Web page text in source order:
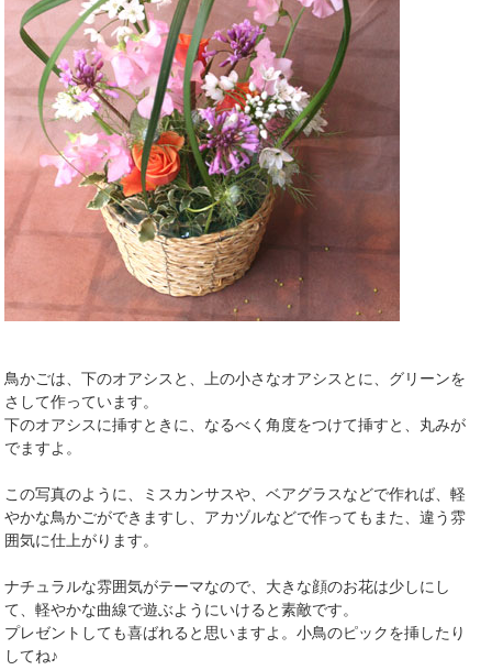
鳥かごは、下のオアシスと、上の小さなオアシスとに、グリーンを
さして作っています。
下のオアシスに挿すときに、なるべく角度をつけて挿すと、丸みが
でますよ。
この写真のように、ミスカンサスや、ベアグラスなどで作れば、軽
やかな鳥かごができますし、アカヅルなどで作ってもまた、違う雰
囲気に仕上がります。
ナチュラルな雰囲気がテーマなので、大きな顔のお花は少しにし
て、軽やかな曲線で遊ぶようにいけると素敵です。
プレゼントしても喜ばれると思いますよ。小鳥のピックを挿したり
してね♪